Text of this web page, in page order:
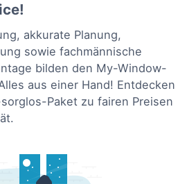
akkurate Planung,
sowie fachmännische
bilden den My-Window-
aus einer Hand! Entdecken
Paket zu fairen Preisen